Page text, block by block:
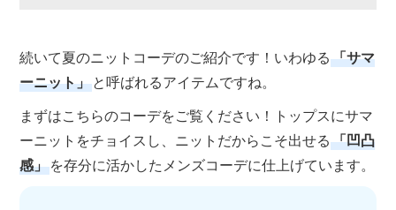
続いて夏のニットコーデのご紹介です！いわゆる「サマ
ーニット」と呼ばれるアイテムですね。
まずはこちらのコーデをご覧ください！トップスにサマ
ーニットをチョイスし、ニットだからこそ出せる「凹凸
感」を存分に活かしたメンズコーデに仕上げています。